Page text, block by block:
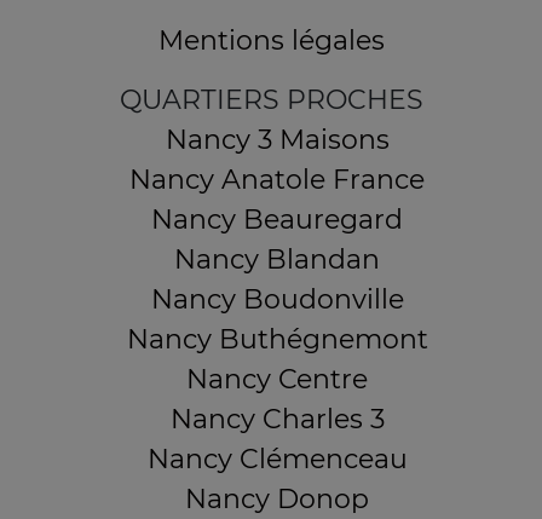
Mentions légales
QUARTIERS PROCHES
Nancy 3 Maisons
Nancy Anatole France
Nancy Beauregard
Nancy Blandan
Nancy Boudonville
Nancy Buthégnemont
Nancy Centre
Nancy Charles 3
Nancy Clémenceau
Nancy Donop